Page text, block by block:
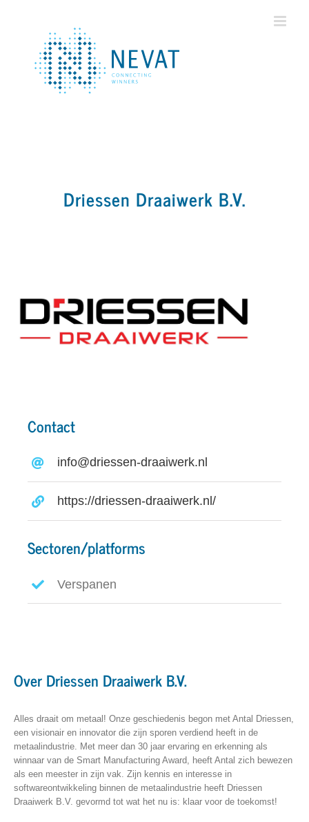
Driessen Draaiwerk B.V.
Contact
info@driessen-draaiwerk.nl
https://driessen-draaiwerk.nl/
Sectoren/platforms
Verspanen
Over Driessen Draaiwerk B.V.
Alles draait om metaal! Onze geschiedenis begon met Antal Driessen,
een visionair en innovator die zijn sporen verdiend heeft in de
metaalindustrie. Met meer dan 30 jaar ervaring en erkenning als
winnaar van de Smart Manufacturing Award, heeft Antal zich bewezen
als een meester in zijn vak. Zijn kennis en interesse in
softwareontwikkeling binnen de metaalindustrie heeft Driessen
Draaiwerk B.V. gevormd tot wat het nu is: klaar voor de toekomst!